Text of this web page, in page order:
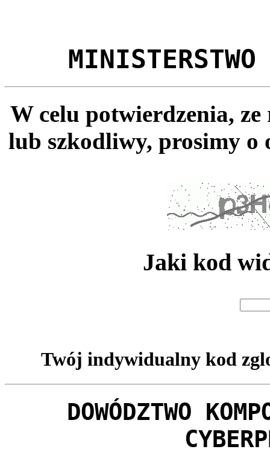
MINISTERSTWO
W celu potwierdzenia,
lub szkodliwy, prosimy o
Jaki kod
Twój indywidualny kod
DOWÓDZTWO